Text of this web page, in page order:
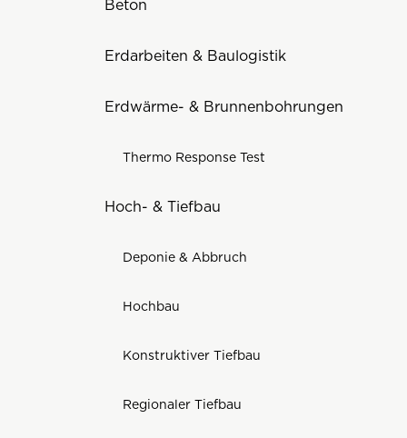
Beton
Erdarbeiten & Baulogistik
Erdwärme- & Brunnenbohrungen
Thermo Response Test
Hoch- & Tiefbau
Deponie & Abbruch
Hochbau
Konstruktiver Tiefbau
Regionaler Tiefbau